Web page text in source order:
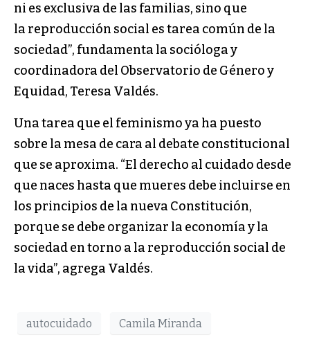
ni es exclusiva de las familias, sino que
la reproducción social es tarea común de la
sociedad”, fundamenta la socióloga y
coordinadora del Observatorio de Género y
Equidad, Teresa Valdés.
Una tarea que el feminismo ya ha puesto
sobre la mesa de cara al debate constitucional
que se aproxima. “El derecho al cuidado desde
que naces hasta que mueres debe incluirse en
los principios de la nueva Constitución,
porque se debe organizar la economía y la
sociedad en torno a la reproducción social de
la vida”, agrega Valdés.
autocuidado
Camila Miranda